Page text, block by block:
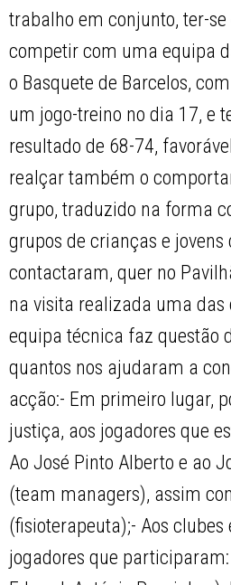
trabalho em conjunto, ter-
competir com uma equipa
o Basquete de Barcelos,
um jogo-treino no dia 17, e
resultado de 68-74,
realçar também o
grupo, traduzido na forma
grupos de crianças e jovens
contactaram, quer no
na visita realizada uma das
equipa técnica faz questão
quantos nos ajudaram a
acção:- Em primeiro lugar,
justiça, aos jogadores que
Ao José Pinto Alberto e ao
(team managers), assim
(fisioterapeuta);- Aos clubes
jogadores que